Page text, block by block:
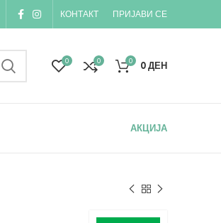
КОНТАКТ ПРИЈАВИ СЕ
0 0 0 0ДЕН
АКЦИЈА